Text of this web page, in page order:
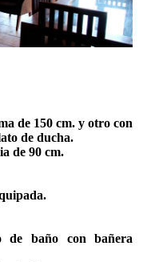
de 150 cm. y otro con
de ducha.
de 90 cm.
de baño con bañera